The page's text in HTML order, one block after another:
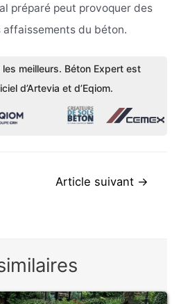
préparé peut provoquer des
du béton.
meilleurs. Béton Expert est
d’Artevia et d’Eqiom.
Article suivant →